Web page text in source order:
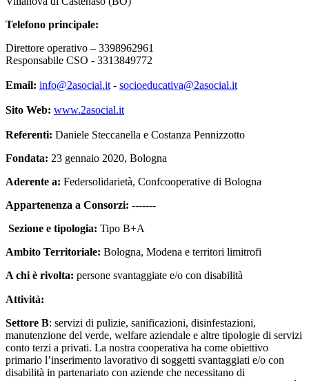
Telefono principale:
Direttore operativo – 3398962961
Responsabile CSO - 3313849772
Email: info@2asocial.it - socioeducativa@2asocial.it
Sito Web: www.2asocial.it
Referenti: Daniele Steccanella e Costanza Pennizzotto
Fondata: 23 gennaio 2020, Bologna
Aderente a: Federsolidarietà, Confcooperative di Bologna
Appartenenza a Consorzi: -------
Sezione e tipologia: Tipo B+A
Ambito Territoriale: Bologna, Modena e territori limitrofi
A chi è rivolta: persone svantaggiate e/o con disabilità
Attività:
Settore B: servizi di pulizie, sanificazioni, disinfestazioni,
manutenzione del verde, welfare aziendale e altre tipologie di servizi
conto terzi a privati. La nostra cooperativa ha come obiettivo
primario l’inserimento lavorativo di soggetti svantaggiati e/o con
disabilità in partenariato con aziende che necessitano di